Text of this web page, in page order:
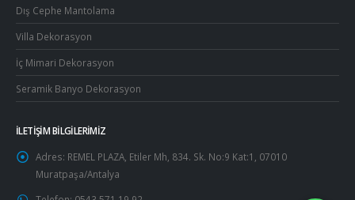
Dış Cephe Mantolama
Villa Dekorasyon
İç Mimari Dekorasyon
Seramik Banyo Dekorasyon
İLETIŞIM BILGILERIMIZ
Adres: REMEL PLAZA, Etiler Mh, 834. Sk. No:9 Kat:1, 07010
Muratpaşa/Antalya